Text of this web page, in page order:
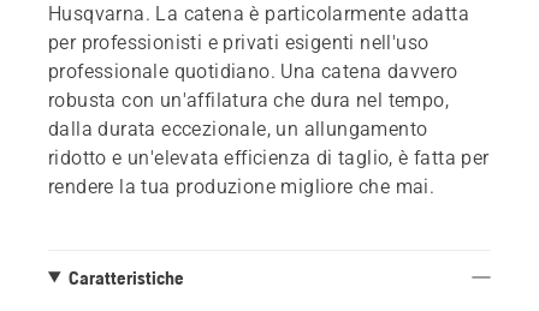
Husqvarna. La catena è particolarmente adatta
per professionisti e privati esigenti nell'uso
professionale quotidiano. Una catena davvero
robusta con un'affilatura che dura nel tempo,
dalla durata eccezionale, un allungamento
ridotto e un'elevata efficienza di taglio, è fatta per
rendere la tua produzione migliore che mai.
Caratteristiche